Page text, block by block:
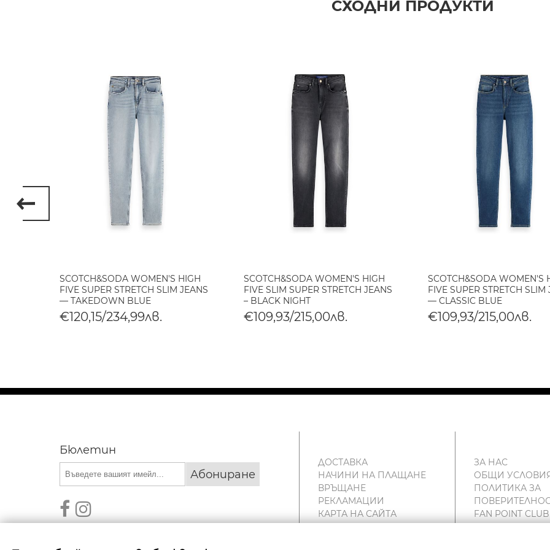
СХОДНИ ПРОДУКТИ
SCOTCH&SODA WOMEN'S HIGH
FIVE SUPER STRETCH SLIM JEANS
— TAKEDOWN BLUE
€120,15/234,99лв.
SCOTCH&SODA WOMEN'S HIGH
FIVE SLIM SUPER STRETCH JEANS
– BLACK NIGHT
€109,93/215,00лв.
SCOTCH&SODA WOMEN'S
FIVE SUPER STRETCH SLIM
— CLASSIC BLUE
€109,93/215,00лв.
Бюлетин
Абониране
ДОСТАВКА
НАЧИНИ НА ПЛАЩАНЕ
ВРЪЩАНЕ
РЕКЛАМАЦИИ
КАРТА НА САЙТА
ЗА НАС
ОБЩИ
ПОЛИТИКА ЗА
FAN POINT CLUB